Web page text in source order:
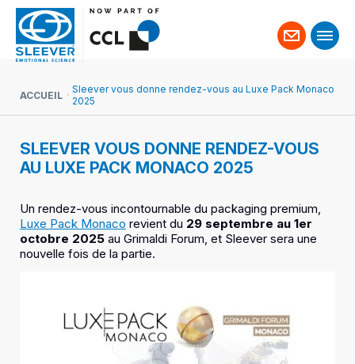
Contact
ACCUEIL
Sleever vous donne rendez-vous au Luxe Pack Monaco
2025
SLEEVER VOUS DONNE RENDEZ-VOUS
AU LUXE PACK MONACO 2025
Un rendez-vous incontournable du packaging premium,
Luxe Pack Monaco revient du 29 septembre au 1er
octobre 2025 au Grimaldi Forum, et Sleever sera une
nouvelle fois de la partie.